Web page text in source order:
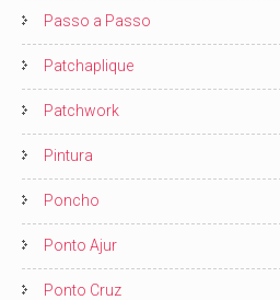
Passo a Passo
Patchaplique
Patchwork
Pintura
Poncho
Ponto Ajur
Ponto Cruz